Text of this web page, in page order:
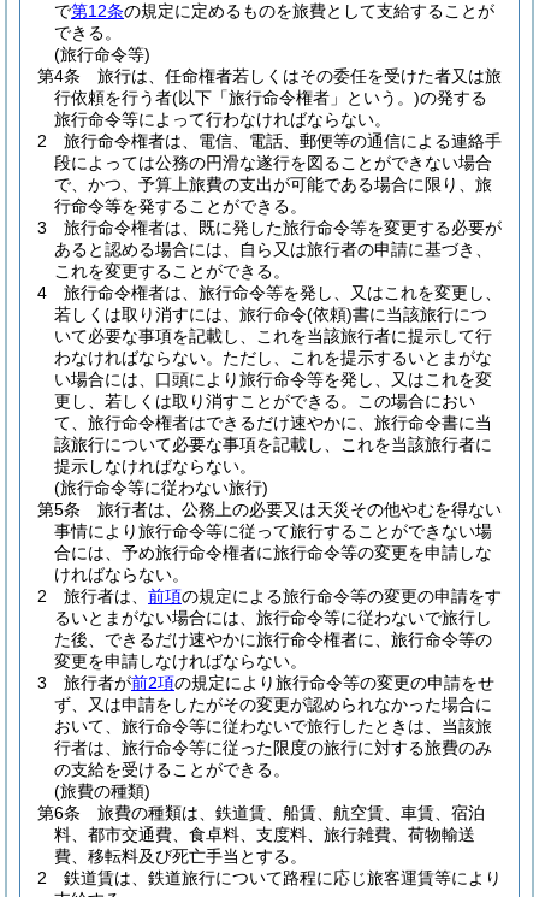
で第12条の規定に定めるものを旅費として支給することが
できる。
(旅行命令等)
第4条
旅行は、任命権者若しくはその委任を受けた者又は旅
行依頼を行う者(以下「旅行命令権者」という。)の発する
旅行命令等によって行わなければならない。
2
旅行命令権者は、電信、電話、郵便等の通信による連絡手
段によっては公務の円滑な遂行を図ることができない場合
で、かつ、予算上旅費の支出が可能である場合に限り、旅
行命令等を発することができる。
3
旅行命令権者は、既に発した旅行命令等を変更する必要が
あると認める場合には、自ら又は旅行者の申請に基づき、
これを変更することができる。
4
旅行命令権者は、旅行命令等を発し、又はこれを変更し、
若しくは取り消すには、旅行命令(依頼)書に当該旅行につ
いて必要な事項を記載し、これを当該旅行者に提示して行
わなければならない。 ただし、これを提示するいとまがな
い場合には、口頭により旅行命令等を発し、又はこれを変
更し、若しくは取り消すことができる。
この場合におい
て、旅行命令権者はできるだけ速やかに、旅行命令書に当
該旅行について必要な事項を記載し、これを当該旅行者に
提示しなければならない。
(旅行命令等に従わない旅行)
第5条
旅行者は、公務上の必要又は天災その他やむを得ない
事情により旅行命令等に従って旅行することができない場
合には、予め旅行命令権者に旅行命令等の変更を申請しな
ければならない。
2
旅行者は、 前項の規定による旅行命令等の変更の申請をす
るいとまがない場合には、旅行命令等に従わないで旅行し
た後、できるだけ速やかに旅行命令権者に、旅行命令等の
変更を申請しなければならない。
3
旅行者が前2項の規定により旅行命令等の変更の申請をせ
ず、又は申請をしたがその変更が認められなかった場合に
おいて、旅行命令等に従わないで旅行したときは、当該旅
行者は、旅行命令等に従った限度の旅行に対する旅費のみ
の支給を受けることができる。
(旅費の種類)
第6条
旅費の種類は、鉄道賃、船賃、航空賃、車賃、宿泊
料、都市交通費、食卓料、支度料、旅行雑費、荷物輸送
費、移転料及び死亡手当とする。
2
鉄道賃は、鉄道旅行について路程に応じ旅客運賃等により